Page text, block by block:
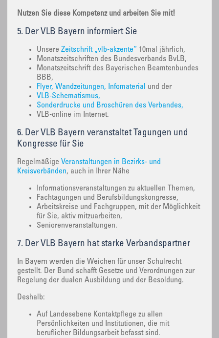
Nutzen Sie diese Kompetenz und arbeiten Sie mit!
5. Der VLB Bayern informiert Sie
Unsere Zeitschrift „vlb-akzente“ 10mal jährlich,
Monatszeitschriften des Bundesverbands BvLB,
Monatszeitschrift des Bayerischen Beamtenbundes
BBB,
Flyer, Wandzeitungen, Infomaterial und der
VLB-Schematismus,
Sonderdrucke und Broschüren des Verbandes,
VLB-online im Internet.
6. Der VLB Bayern veranstaltet Tagungen und
Kongresse für Sie
Regelmäßige Veranstaltungen in Bezirks- und
Kreisverbänden, auch in Ihrer Nähe
Informationsveranstaltungen zu aktuellen Themen,
Fachtagungen und Berufsbildungskongresse,
Arbeitskreise und Fachgruppen, mit der Möglichkeit
für Sie, aktiv mitzuarbeiten,
Seniorenveranstaltungen.
7. Der VLB Bayern hat starke Verbandspartner
In Bayern werden die Weichen für unser Schulrecht
gestellt. Der Bund schafft Gesetze und Verordnungen zur
Regelung der dualen Ausbildung und der Besoldung.
Deshalb:
Auf Landesebene Kontaktpflege zu allen
Persönlichkeiten und Institutionen, die mit
beruflicher Bildungsarbeit befasst sind.